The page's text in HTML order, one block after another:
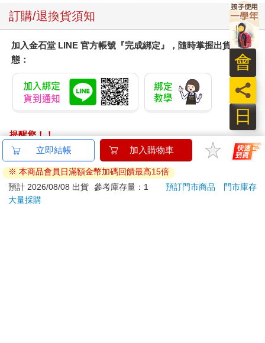
訂購/退換貨須知
加入金石堂 LINE 官方帳號『完成綁定』，隨時掌握出貨動
態：
提醒您！！
金石堂及銀行均不會請您操作ATM! 如接獲電話要求您前往
ATM提款機，請不要聽從指示，以免受騙上當！
退換貨須知：
**提醒您，鑑賞期不等於試用期，退回商品須為全新狀態**
立即結帳 加入購物車
※ 本商品會員日滿額金幣加碼回饋最高15倍
預計 2026/08/08 出貨 參考庫存量：1 預訂門市商品
門市庫存
大量採購
日
員
會